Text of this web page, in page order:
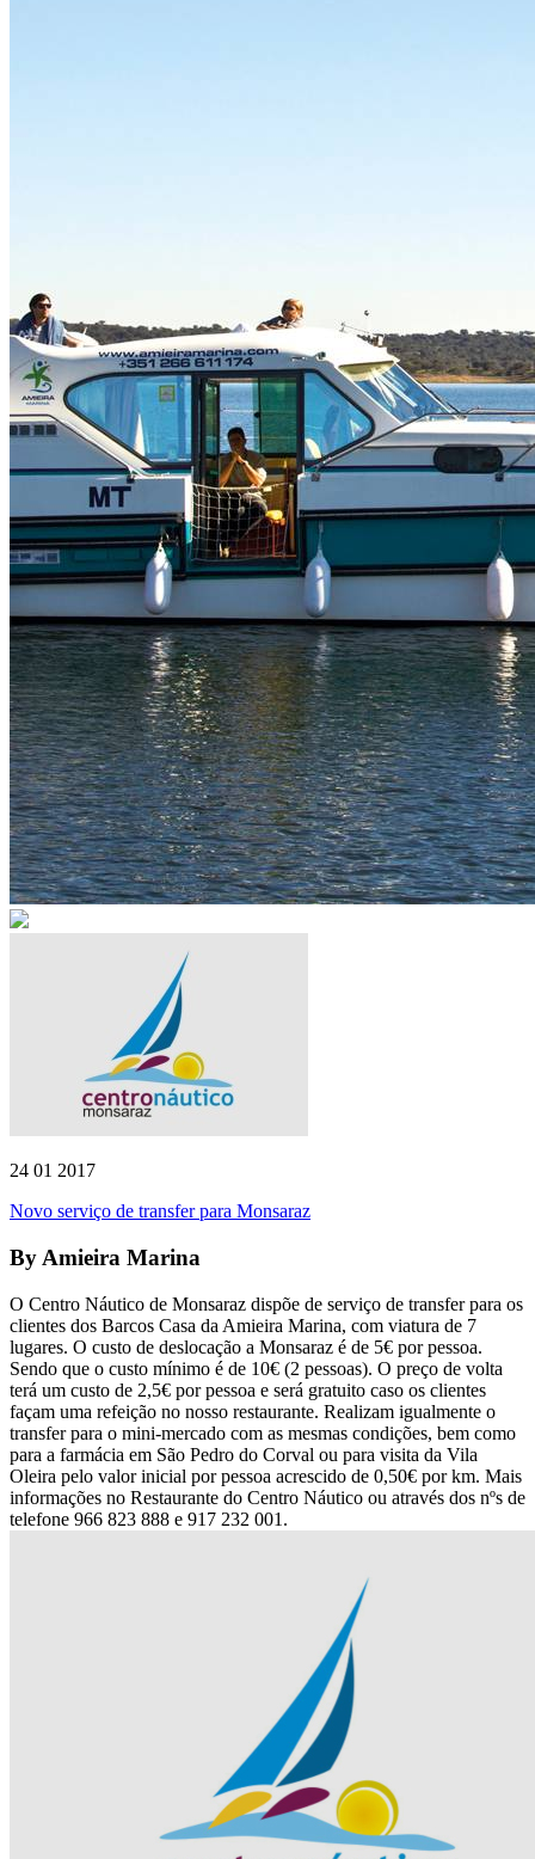
24 01 2017
Novo serviço de transfer para Monsaraz
By Amieira Marina
O Centro Náutico de Monsaraz dispõe de serviço de transfer para os
clientes dos Barcos Casa da Amieira Marina, com viatura de 7
lugares. O custo de deslocação a Monsaraz é de 5€ por pessoa.
Sendo que o custo mínimo é de 10€ (2 pessoas). O preço de volta
terá um custo de 2,5€ por pessoa e será gratuito caso os clientes
façam uma refeição no nosso restaurante. Realizam igualmente o
transfer para o mini-mercado com as mesmas condições, bem como
para a farmácia em São Pedro do Corval ou para visita da Vila
Oleira pelo valor inicial por pessoa acrescido de 0,50€ por km. Mais
informações no Restaurante do Centro Náutico ou através dos nºs de
telefone 966 823 888 e 917 232 001.